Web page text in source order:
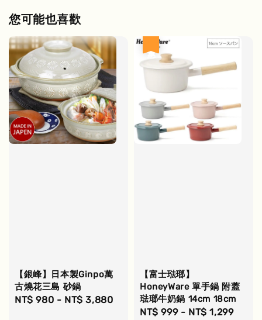
您可能也喜歡
【銀峰】日本製Ginpo萬
古燒花三島 砂鍋
Regular
NT$ 980 - NT$ 3,880
【富士琺瑯】
HoneyWare 單手鍋 附蓋
琺瑯牛奶鍋 14cm 18cm
Sale
NT$ 999- NT$ 1,299